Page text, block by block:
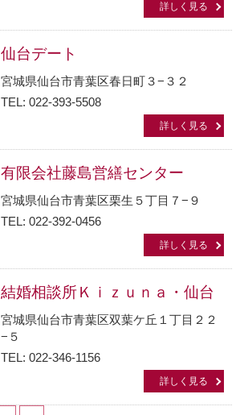
詳しく見る
仙台デート
宮城県仙台市青葉区春日町３−３２
TEL: 022-393-5508
詳しく見る
有限会社藤島営繕センター
宮城県仙台市青葉区栗生５丁目７−９
TEL: 022-392-0456
詳しく見る
結婚相談所Ｋｉｚｕｎａ・仙台
宮城県仙台市青葉区双葉ケ丘１丁目２２
−５
TEL: 022-346-1156
詳しく見る